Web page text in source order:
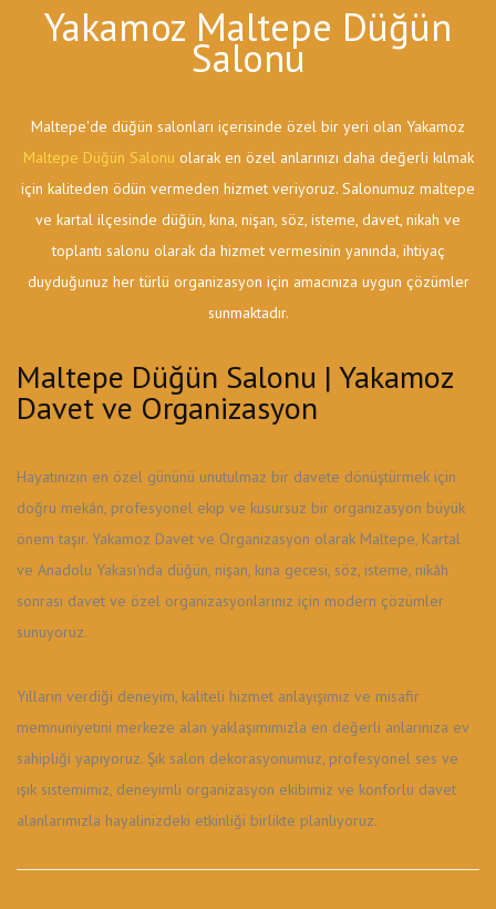
Yakamoz Maltepe Düğün
Salonu
Maltepe'de düğün salonları içerisinde özel bir yeri olan Yakamoz
Maltepe Düğün Salonu olarak en özel anlarınızı daha değerli kılmak
için kaliteden ödün vermeden hizmet veriyoruz. Salonumuz maltepe
ve kartal ilçesinde düğün, kına, nişan, söz, isteme, davet, nikah ve
toplantı salonu olarak da hizmet vermesinin yanında, ihtiyaç
duyduğunuz her türlü organizasyon için amacınıza uygun çözümler
sunmaktadır.
Maltepe Düğün Salonu | Yakamoz
Davet ve Organizasyon
Hayatınızın en özel gününü unutulmaz bir davete dönüştürmek için
doğru mekân, profesyonel ekip ve kusursuz bir organizasyon büyük
önem taşır. Yakamoz Davet ve Organizasyon olarak Maltepe, Kartal
ve Anadolu Yakası'nda düğün, nişan, kına gecesi, söz, isteme, nikâh
sonrası davet ve özel organizasyonlarınız için modern çözümler
sunuyoruz.
Yılların verdiği deneyim, kaliteli hizmet anlayışımız ve misafir
memnuniyetini merkeze alan yaklaşımımızla en değerli anlarınıza ev
sahipliği yapıyoruz. Şık salon dekorasyonumuz, profesyonel ses ve
ışık sistemimiz, deneyimli organizasyon ekibimiz ve konforlu davet
alanlarımızla hayalinizdeki etkinliği birlikte planlıyoruz.